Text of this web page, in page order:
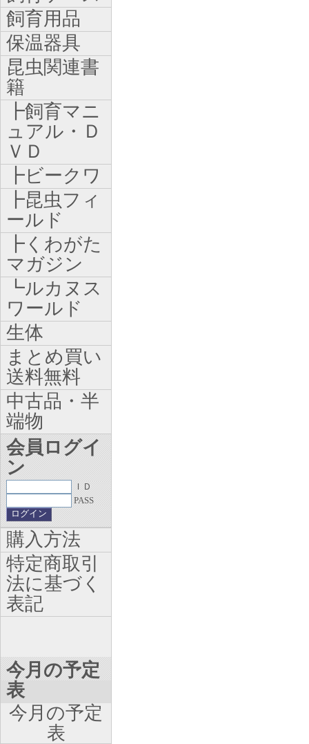
飼育用品
保温器具
昆虫関連書
籍
┣飼育マニ
ュアル・Ｄ
ＶＤ
┣ビークワ
┣昆虫フィ
ールド
┣くわがた
マガジン
┗ルカヌス
ワールド
生体
まとめ買い
送料無料
中古品・半
端物
会員ログイ
ン
ＩＤ
PASS
購入方法
特定商取引
法に基づく
表記
今月の予定
表
今月の予定
表